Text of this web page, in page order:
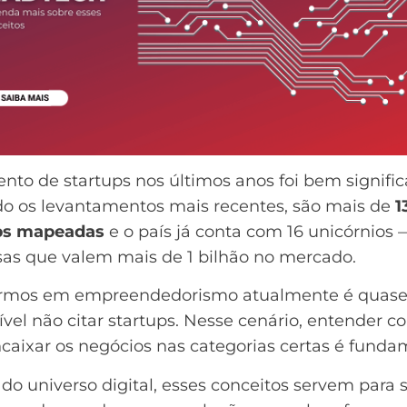
de startups nos últimos anos foi bem
os levantamentos mais recentes, são mais de
mapeadas e o país já conta com 16 unicórnios
que valem mais de 1 bilhão no mercado.
em empreendedorismo atualmente é quase
não citar startups. Nesse cenário, entender
os negócios nas categorias certas é
universo digital, esses conceitos servem para